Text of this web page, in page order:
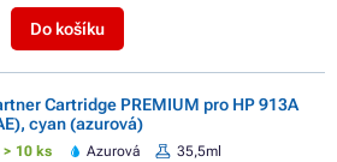
Do košíku
Cartridge PREMIUM pro HP 913A
cyan (azurová)
10 ks Azurová
35,5ml